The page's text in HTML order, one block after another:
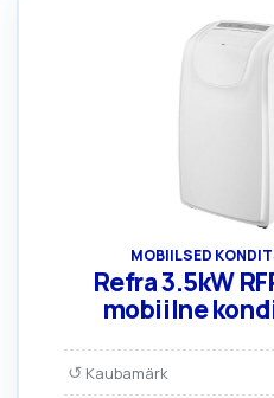
MOBIILSED
Refra 3.5kW
mobiilne
↺ Kaubamärk